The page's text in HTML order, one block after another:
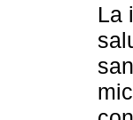
La